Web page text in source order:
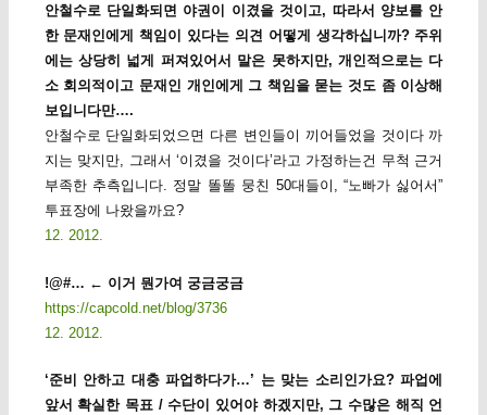
안철수로 단일화되면 야권이 이겼을 것이고, 따라서 양보를 안
한 문재인에게 책임이 있다는 의견 어떻게 생각하십니까? 주위
에는 상당히 넓게 퍼져있어서 말은 못하지만, 개인적으로는 다
소 회의적이고 문재인 개인에게 그 책임을 묻는 것도 좀 이상해
보입니다만….
안철수로 단일화되었으면 다른 변인들이 끼어들었을 것이다 까
지는 맞지만, 그래서 ‘이겼을 것이다’라고 가정하는건 무척 근거
부족한 추측입니다. 정말 똘똘 뭉친 50대들이, “노빠가 싫어서”
투표장에 나왔을까요?
12. 2012.
!@#… ← 이거 뭔가여 궁금궁금
https://capcold.net/blog/3736
12. 2012.
‘준비 안하고 대충 파업하다가…’ 는 맞는 소리인가요? 파업에
앞서 확실한 목표 / 수단이 있어야 하겠지만, 그 수많은 해직 언